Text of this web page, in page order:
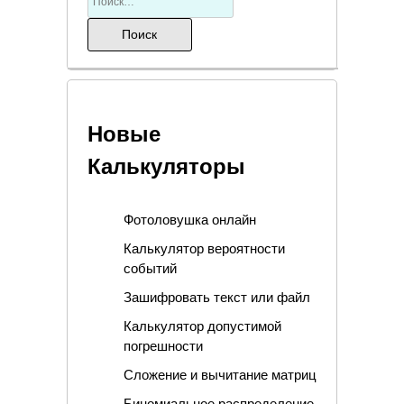
Новые
Калькуляторы
Фотоловушка онлайн
Калькулятор вероятности
событий
Зашифровать текст или файл
Калькулятор допустимой
погрешности
Сложение и вычитание матриц